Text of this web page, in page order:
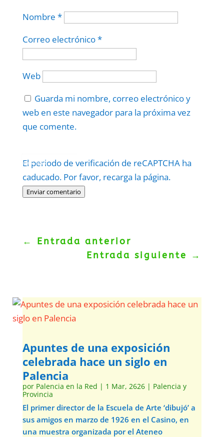
Nombre *
Correo electrónico*
Web
Guarda mi nombre, correo electrónico y
web en este navegador para la próxima vez
que comente.
El periodo de verificación de reCAPTCHA ha
caducado. Por favor, recarga la página.
Enviar comentario
Politica–Términos.
← Entrada anterior
Entrada siguiente
→
Apuntes de una exposición
celebrada hace un siglo en
Palencia
por Palencia en la Red | 1 Mar, 2626| Palencia y
Provincia
El primer director de la Escuela de Arte ‘dibujó’ a
sus amigos en marzo de 1926 en el Casino, en
una muestra organizada por el Ateneo